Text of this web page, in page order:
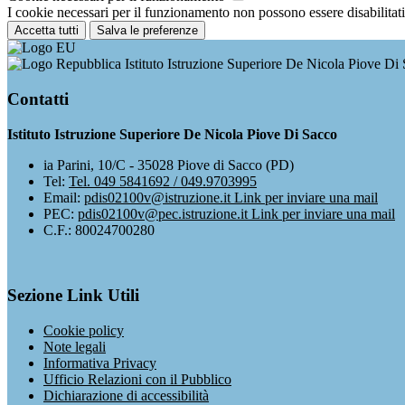
I cookie necessari per il funzionamento non possono essere
Accetta tutti Salva le preferenze
Istituto Istruzione Superiore De Nicola Piove Di
Contatti
Istituto Istruzione Superiore De Nicola Piove Di Sacco
ia Parini, 10/C - 35028 Piove di Sacco (PD)
Tel: Tel. 049 5841692 / 049.9703995
Email: pdis02100v@istruzione.it Link per inviare una mail
PEC: pdis02100v@pec.istruzione.it Link per inviare una mail
C.F.: 80024700280
Sezione Link Utili
Cookie policy
Note legali
Informativa Privacy
Ufficio Relazioni con il Pubblico
Dichiarazione di accessibilità